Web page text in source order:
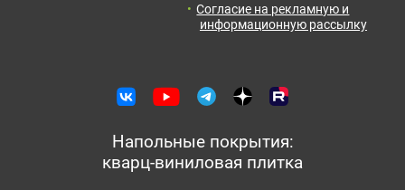
Согласие на рекламную и
информационную рассылку
Напольные покрытия:
кварц-виниловая плитка